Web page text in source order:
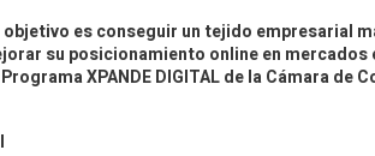
objetivo es conseguir un tejido empresarial
su posicionamiento online en
XPANDE DIGITAL de la Cámara de